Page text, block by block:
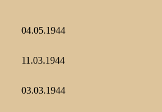
04.05.1944
11.03.1944
03.03.1944